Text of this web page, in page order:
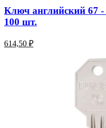
Ключ английский 67
100 шт.
614,50 ₽